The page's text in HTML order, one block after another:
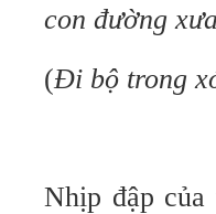
con đường
(Đi bộ trong
Nhịp đập